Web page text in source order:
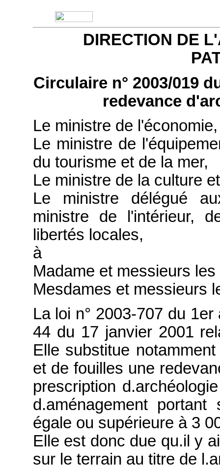
DIRECTION DE
Circulaire n° 2003/019
redevance
Le ministre de
Le ministre de
du tourisme et de la mer,
Le ministre de la culture
Le ministre délégué
ministre de l'intérieur,
libertés locales,
à
Madame et messieurs
Mesdames et messieurs
La loi n° 2003-707 du
44 du 17 janvier 2001
Elle substitue
et de fouilles une
prescription
d.aménagement
égale ou supérieure à 3
Elle est donc due qu.il y
sur le terrain au titre de